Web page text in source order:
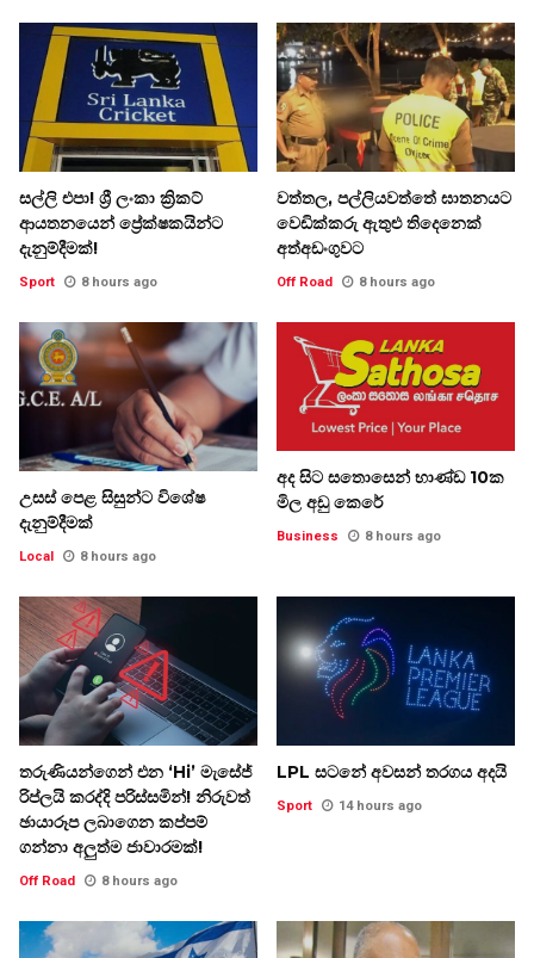
සල්ලි එපා! ශ්‍රී ලංකා ක්‍රිකට්
ආයතනයෙන් ප්‍රේක්ෂකයින්ට
දැනුම්දීමක්!
Sport 8 hours ago
වත්තල, පල්ලියවත්තේ ඝාතනයට
වෙඩික්කරු ඇතුළු තිදෙනෙක්
අත්අඩංගුවට
Off Road 8 hours ago
උසස් පෙළ සිසුන්ට විශේෂ
දැනුම්දීමක්
Local 8 hours ago
අද සිට සතොසෙන් භාණ්ඩ 10ක
මිල අඩු කෙරේ
Business 8 hours ago
තරුණියන්ගෙන් එන ‘Hi’ මැසේජ්
රිප්ලයි කරද්දි පරිස්සමින්! නිරුවත්
ඡායාරූප ලබාගෙන කප්පම්
ගන්නා අලුත්ම ජාවාරමක්!
Off Road 8 hours ago
LPL සටනේ අවසන් තරගය අදයි
Sport 14 hours ago